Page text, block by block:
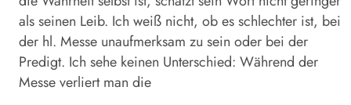
als seinen Leib. Ich weiß nicht, ob es schlechter ist, bei
der hl. Messe unaufmerksam zu sein oder bei der
Predigt. Ich sehe keinen Unterschied: Während der
Messe verliert man die